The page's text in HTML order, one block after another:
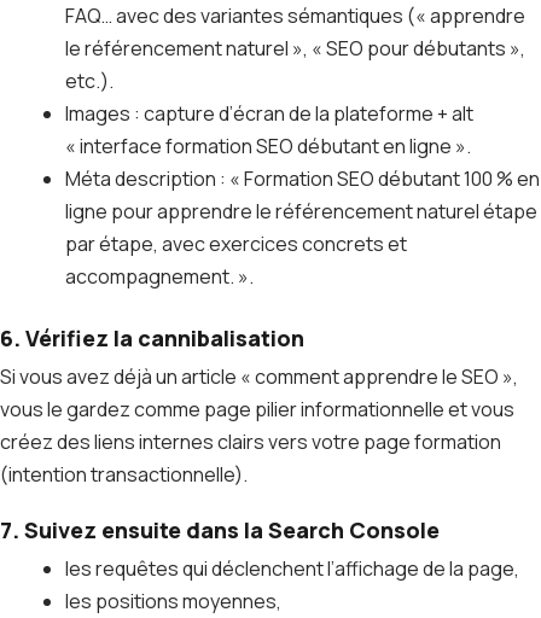
FAQ… avec des variantes sémantiques (« apprendre
le référencement naturel », « SEO pour débutants »,
etc.).
Images : capture d’écran de la plateforme + alt
« interface formation SEO débutant en ligne ».
Méta description : « Formation SEO débutant 100 % en
ligne pour apprendre le référencement naturel étape
par étape, avec exercices concrets et
accompagnement. ».
6. Vérifiez la cannibalisation
Si vous avez déjà un article « comment apprendre le SEO »,
vous le gardez comme page pilier informationnelle et vous
créez des liens internes clairs vers votre page formation
(intention transactionnelle).
7. Suivez ensuite dans la Search Console
les requêtes qui déclenchent l’affichage de la page,
les positions moyennes,